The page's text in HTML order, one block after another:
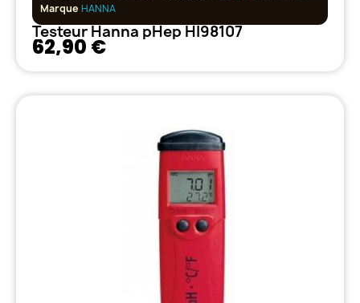
Marque HANNA
Testeur Hanna pHep HI98107
62,90 €